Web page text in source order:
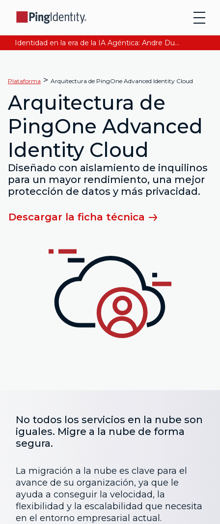
Identidad en la era de la IA Agéntica: Andre Durand explica cómo asegurar la confianza digital. Lee Ahora
Plataforma > Arquitectura de PingOne Advanced Identity Cloud
Arquitectura de
PingOne Advanced
Identity Cloud
Diseñado con aislamiento de inquilinos
para un mayor rendimiento, una mejor
protección de datos y más privacidad.
Descargar la ficha técnica
No todos los servicios en la nube son
iguales. Migre a la nube de forma
segura.
La migración a la nube es clave para el
avance de su organización, ya que le
ayuda a conseguir la velocidad, la
flexibilidad y la escalabilidad que necesita
en el entorno empresarial actual.